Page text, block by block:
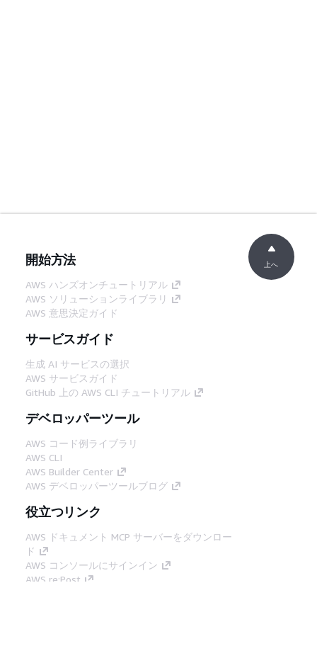
開始方法
AWS ハンズオンチュートリアル
AWS ソリューションライブラリ
AWS 意思決定ガイド
サービスガイド
生成 AI サービスの選択
AWS サービスガイド
GitHub 上の AWS CLI チュートリアル
デベロッパーツール
AWS コード例ライブラリ
AWS CLI
AWS Builder Center
AWS デベロッパーツールブログ
役立つリンク
AWS ドキュメント MCP サーバーをダウンロー
ド
AWS コンソールにサインイン
AWS re:Post
上へ